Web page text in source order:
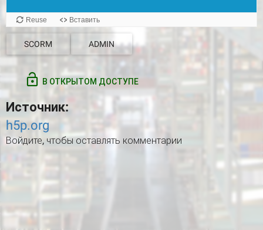
SCORM ADMIN
В ОТКРЫТОМ ДОСТУПЕ
Источник:
h5p.org
Войдите, чтобы оставлять комментарии